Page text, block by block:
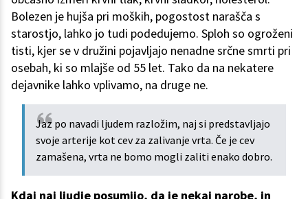
Bolezen je hujša pri moških, pogostost narašča s
starostjo, lahko jo tudi podedujemo. Sploh so ogroženi
tisti, kjer se v družini pojavljajo nenadne srčne smrti pri
osebah, ki so mlajše od 55 let. Tako da na nekatere
dejavnike lahko vplivamo, na druge ne.
Jaz po navadi ljudem razložim, naj si predstavljajo
svoje arterije kot cev za zalivanje vrta. Če je cev
zamašena, vrta ne bomo mogli zaliti enako dobro.
Kdaj naj ljudje posumijo, da je nekaj narobe, in